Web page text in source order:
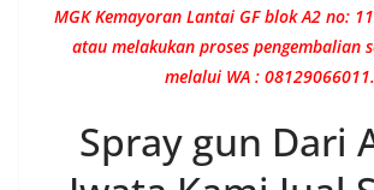
MGK Kemayoran Lantai GF blok A2 no:
atau melakukan proses pengembalian
melalui WA : 08129066011.
Spray gun Dari